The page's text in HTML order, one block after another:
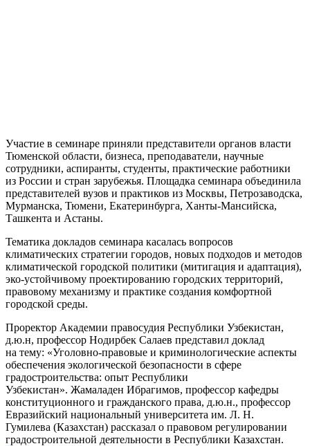
Участие в семинаре приняли представители органов власти
Тюменской области, бизнеса, преподаватели, научные
сотрудники, аспиранты, студенты, практические работники
из России и стран зарубежья. Площадка семинара объединила
представителей вузов и практиков из Москвы, Петрозаводска,
Мурманска, Тюмени, Екатеринбурга, Ханты-Мансийска,
Ташкента и Астаны.
Тематика докладов семинара касалась вопросов
климатических стратегии городов, новых подходов и методов
климатической городской политики (митигация и адаптация),
эко-устойчивому проектированию городских территорий,
правовому механизму и практике создания комфортной
городской среды.
Проректор Академии правосудия Республики Узбекистан,
д.ю.н, профессор Нодирбек Салаев представил доклад
на тему: «Уголовно-правовые и криминологические аспекты
обеспечения экологической безопасности в сфере
градостроительства: опыт Республики
Узбекистан». Жамаладен Ибрагимов, профессор кафедры
конституционного и гражданского права, д.ю.н., профессор
Евразийский национальный университета им. Л. Н.
Гумилева (Казахстан) рассказал о правовом регулировании
градостроительной деятельности в Республики Казахстан.